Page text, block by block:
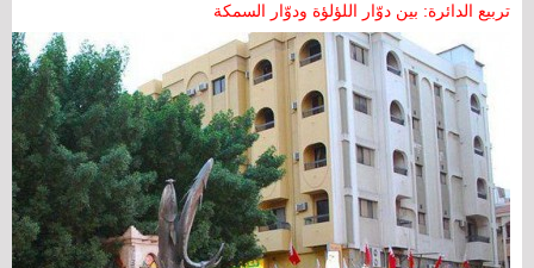
تربيع الدائرة: بين دوّار اللؤلؤة ودوّار السمكة